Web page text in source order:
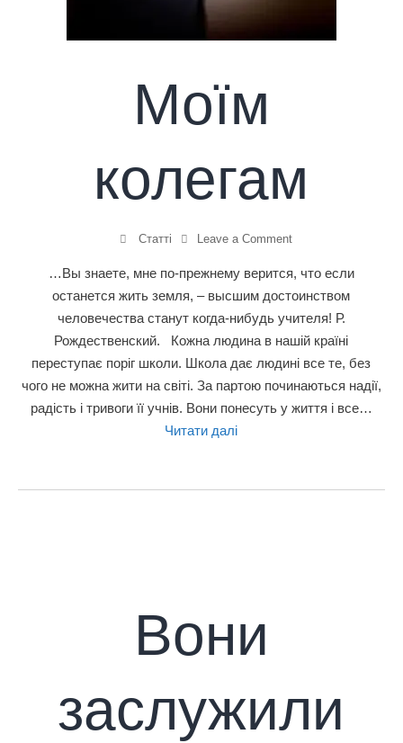
Моїм
колегам
Статті Leave a Comment
…Вы знаете, мне по-прежнему верится, что если
останется жить земля, – высшим достоинством
человечества станут когда-нибудь учителя! Р.
Рождественский. Кожна людина в нашій країні
переступає поріг школи. Школа дає людині все те, без
чого не можна жити на світі. За партою починаються надії,
радість і тривоги її учнів. Вони понесуть у життя і все…
Читати далі
Вони
заслужили